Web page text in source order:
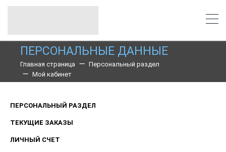
ПЕРСОНАЛЬНЫЕ ДАННЫЕ
Главная страница
Персональный раздел
Мой кабинет
ПЕРСОНАЛЬНЫЙ РАЗДЕЛ
ТЕКУЩИЕ ЗАКАЗЫ
ЛИЧНЫЙ СЧЕТ